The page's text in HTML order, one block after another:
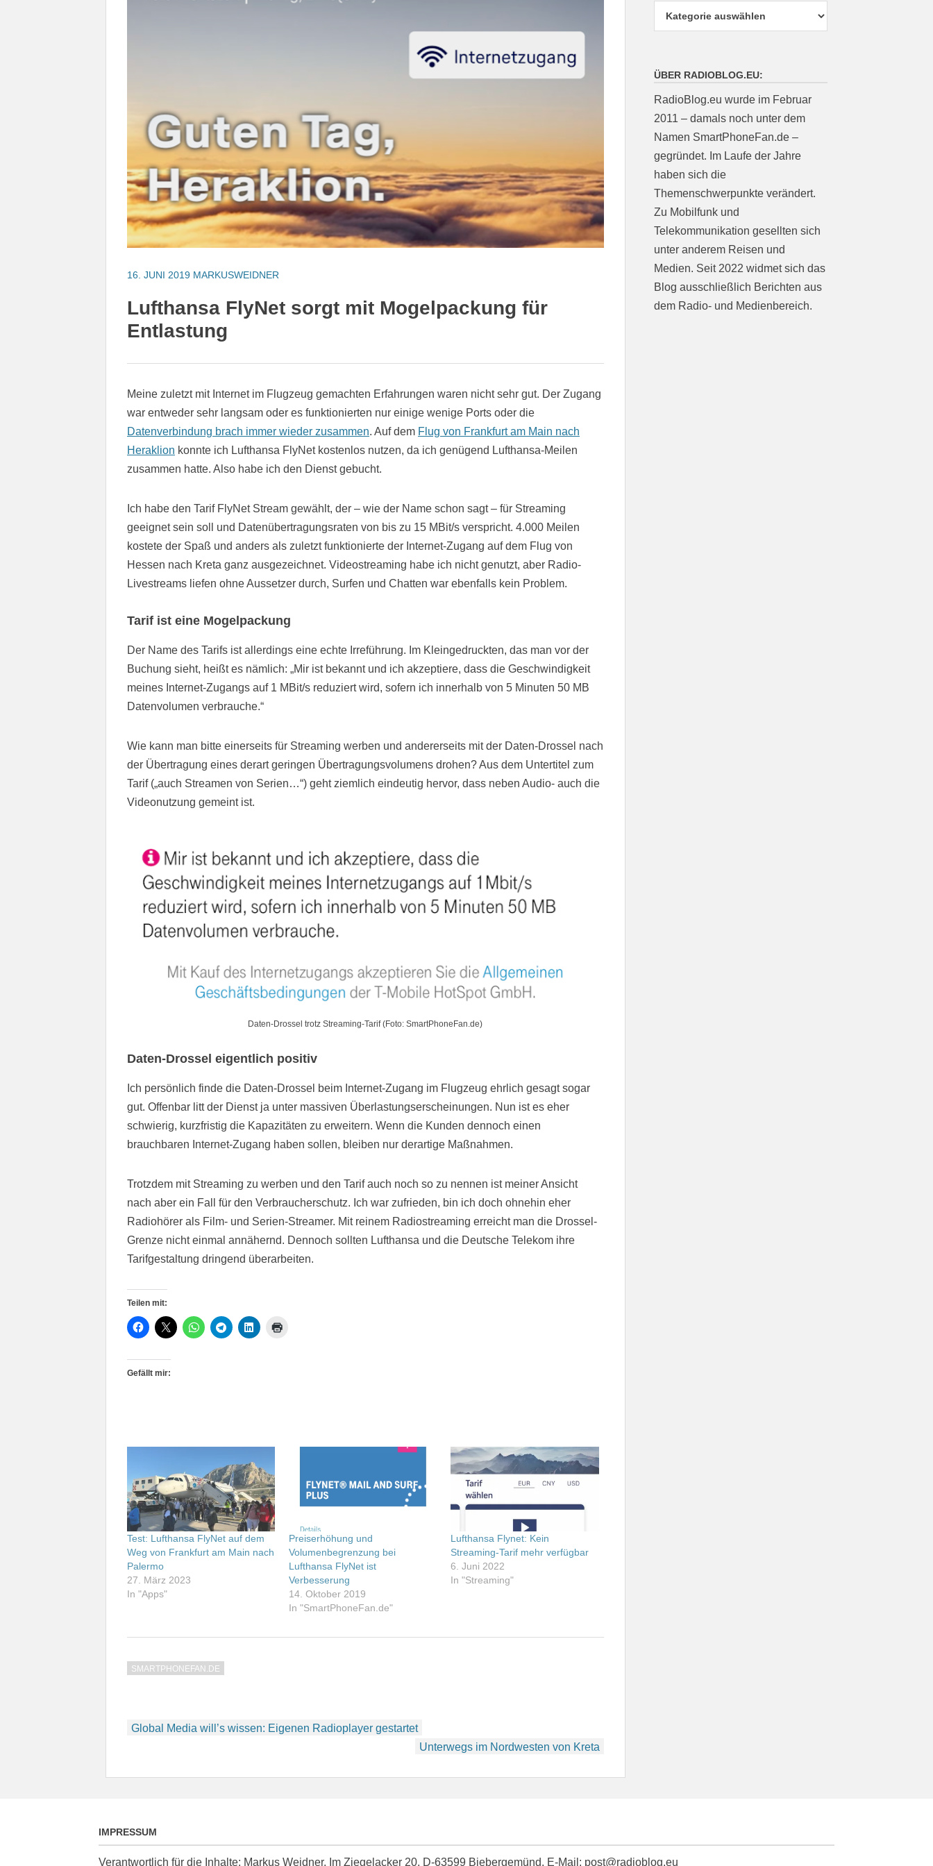
16. JUNI 2019 MARKUSWEIDNER
Lufthansa FlyNet sorgt mit Mogelpackung für
Entlastung
Meine zuletzt mit Internet im Flugzeug gemachten Erfahrungen waren nicht sehr gut. Der Zugang
war entweder sehr langsam oder es funktionierten nur einige wenige Ports oder die
Datenverbindung brach immer wieder zusammen. Auf dem Flug von Frankfurt am Main nach
Heraklion konnte ich Lufthansa FlyNet kostenlos nutzen, da ich genügend Lufthansa-Meilen
zusammen hatte. Also habe ich den Dienst gebucht.
Ich habe den Tarif FlyNet Stream gewählt, der – wie der Name schon sagt – für Streaming
geeignet sein soll und Datenübertragungsraten von bis zu 15 MBit/s verspricht. 4.000 Meilen
kostete der Spaß und anders als zuletzt funktionierte der Internet-Zugang auf dem Flug von
Hessen nach Kreta ganz ausgezeichnet. Videostreaming habe ich nicht genutzt, aber Radio-
Livestreams liefen ohne Aussetzer durch, Surfen und Chatten war ebenfalls kein Problem.
Tarif ist eine Mogelpackung
Der Name des Tarifs ist allerdings eine echte Irreführung. Im Kleingedruckten, das man vor der
Buchung sieht, heißt es nämlich: „Mir ist bekannt und ich akzeptiere, dass die Geschwindigkeit
meines Internet-Zugangs auf 1 MBit/s reduziert wird, sofern ich innerhalb von 5 Minuten 50 MB
Datenvolumen verbrauche.“
Wie kann man bitte einerseits für Streaming werben und andererseits mit der Daten-Drossel nach
der Übertragung eines derart geringen Übertragungsvolumens drohen? Aus dem Untertitel zum
Tarif („auch Streamen von Serien…“) geht ziemlich eindeutig hervor, dass neben Audio- auch die
Videonutzung gemeint ist.
Daten-Drossel trotz Streaming-Tarif (Foto: SmartPhoneFan.de)
Daten-Drossel eigentlich positiv
Ich persönlich finde die Daten-Drossel beim Internet-Zugang im Flugzeug ehrlich gesagt sogar
gut. Offenbar litt der Dienst ja unter massiven Überlastungserscheinungen. Nun ist es eher
schwierig, kurzfristig die Kapazitäten zu erweitern. Wenn die Kunden dennoch einen
brauchbaren Internet-Zugang haben sollen, bleiben nur derartige Maßnahmen.
Trotzdem mit Streaming zu werben und den Tarif auch noch so zu nennen ist meiner Ansicht
nach aber ein Fall für den Verbraucherschutz. Ich war zufrieden, bin ich doch ohnehin eher
Radiohörer als Film- und Serien-Streamer. Mit reinem Radiostreaming erreicht man die Drossel-
Grenze nicht einmal annähernd. Dennoch sollten Lufthansa und die Deutsche Telekom ihre
Tarifgestaltung dringend überarbeiten.
Teilen mit:
Gefällt mir:
Test: Lufthansa FlyNet auf dem
Weg von Frankfurt am Main nach
Palermo
27. März 2023
In "Apps"
Preiserhöhung und
Volumenbegrenzung bei
Lufthansa FlyNet ist
Verbesserung
14. Oktober 2019
In "SmartPhoneFan.de"
Lufthansa Flynet: Kein
Streaming-Tarif mehr verfügbar
6. Juni 2022
In "Streaming"
SMARTPHONEFAN.DE
Beitragsnavigation
Global Media will’s wissen: Eigenen Radioplayer gestartet
Unterwegs im Nordwesten von Kreta
ÜBER RADIOBLOG.EU:
RadioBlog.eu wurde im Februar
2011 – damals noch unter dem
Namen SmartPhoneFan.de –
gegründet. Im Laufe der Jahre
haben sich die
Themenschwerpunkte verändert.
Zu Mobilfunk und
Telekommunikation gesellten sich
unter anderem Reisen und
Medien. Seit 2022 widmet sich das
Blog ausschließlich Berichten aus
dem Radio- und Medienbereich.
IMPRESSUM
Verantwortlich für die Inhalte: Markus Weidner, Im Ziegelacker 20, D-63599 Biebergemünd, E-Mail: post@radioblog.eu